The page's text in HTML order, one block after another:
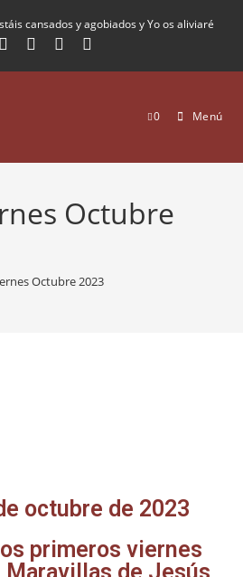
cansados y agobiados y Yo os aliviaré
0 Menú
Octubre
Octubre 2023
octubre de 2023
primeros viernes